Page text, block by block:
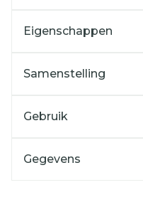
Eigenschappen
Samenstelling
Gebruik
Gegevens